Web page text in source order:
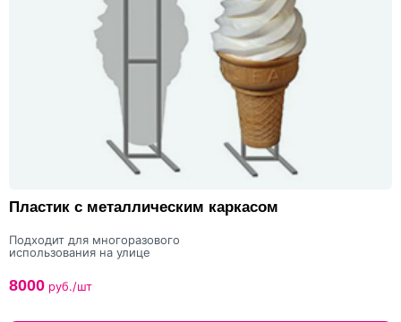
Пластик с металлическим каркасом
Подходит для многоразового
использования на улице
8000 руб./шт